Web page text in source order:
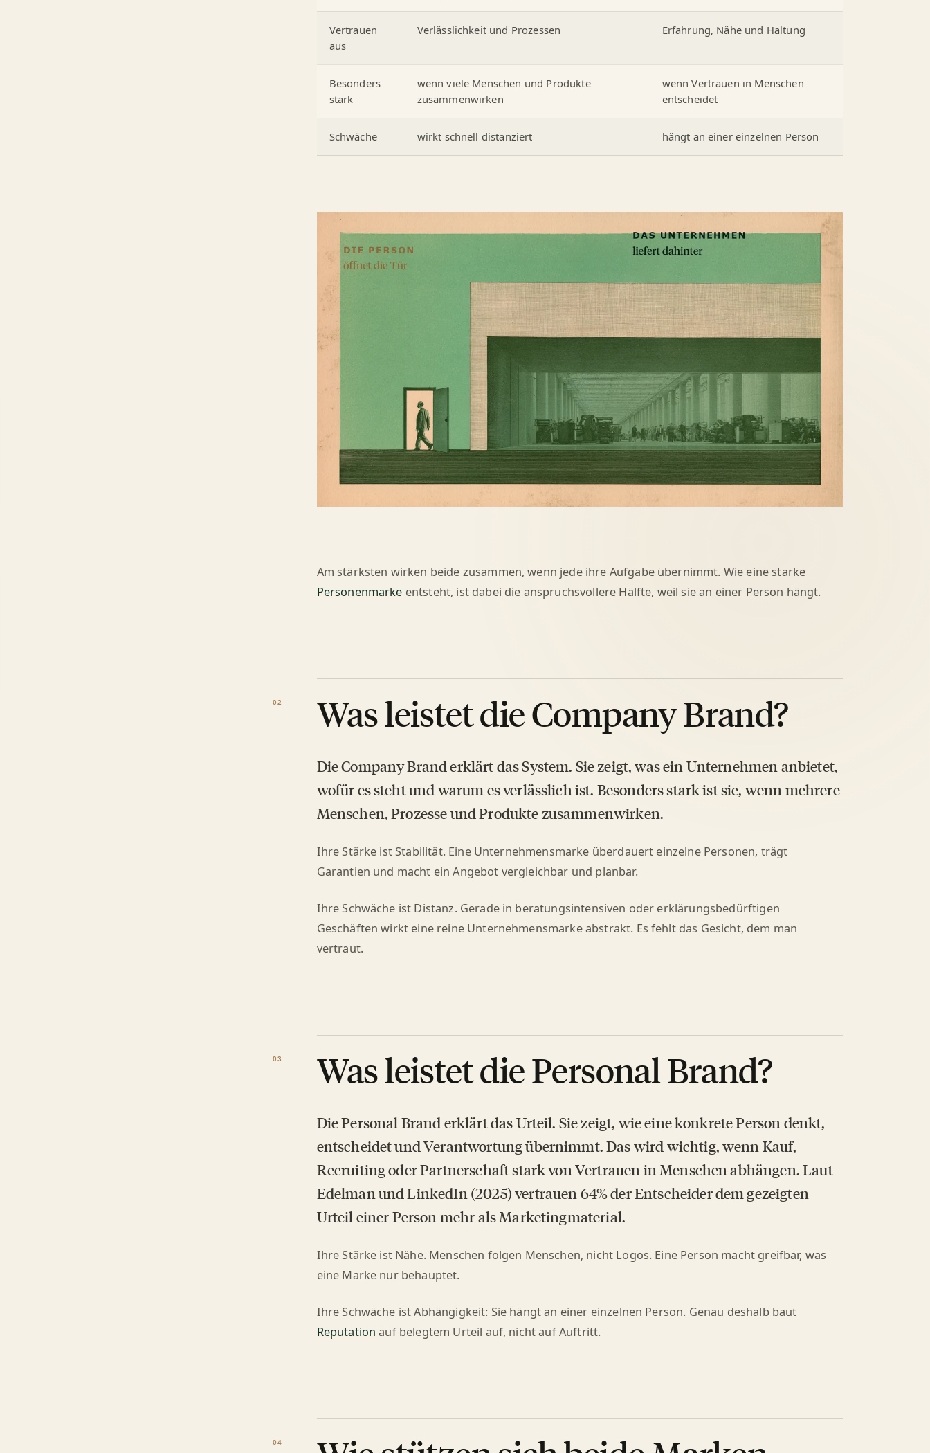
Vertrauen
aus
Verlässlichkeit und Prozessen Erfahrung, Nähe und Haltung
Besonders
stark
wenn viele Menschen und Produkte
zusammenwirken
wenn Vertrauen in Menschen
entscheidet
Schwäche wirkt schnell distanziert hängt an einer einzelnen Person
Am stärksten wirken beide zusammen, wenn jede ihre Aufgabe übernimmt. Wie eine starke
Personenmarke entsteht, ist dabei die anspruchsvollere Hälfte, weil sie an einer Person hängt.
Was leistet die Company Brand?
Die Company Brand erklärt das System. Sie zeigt, was ein Unternehmen anbietet,
wofür es steht und warum es verlässlich ist. Besonders stark ist sie, wenn mehrere
Menschen, Prozesse und Produkte zusammenwirken.
Ihre Stärke ist Stabilität. Eine Unternehmensmarke überdauert einzelne Personen, trägt
Garantien und macht ein Angebot vergleichbar und planbar.
Ihre Schwäche ist Distanz. Gerade in beratungsintensiven oder erklärungsbedürftigen
Geschäften wirkt eine reine Unternehmensmarke abstrakt. Es fehlt das Gesicht, dem man
vertraut.
Was leistet die Personal Brand?
Die Personal Brand erklärt das Urteil. Sie zeigt, wie eine konkrete Person denkt,
entscheidet und Verantwortung übernimmt. Das wird wichtig, wenn Kauf,
Recruiting oder Partnerschaft stark von Vertrauen in Menschen abhängen. Laut
Edelman und LinkedIn (2025) vertrauen 64% der Entscheider dem gezeigten
Urteil einer Person mehr als Marketingmaterial.
Ihre Stärke ist Nähe. Menschen folgen Menschen, nicht Logos. Eine Person macht greifbar, was
eine Marke nur behauptet.
Ihre Schwäche ist Abhängigkeit: Sie hängt an einer einzelnen Person. Genau deshalb baut
Reputation auf belegtem Urteil auf, nicht auf Auftritt.